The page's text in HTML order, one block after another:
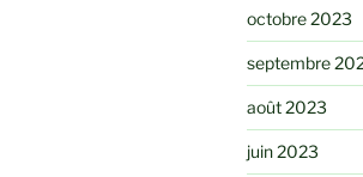
octobre 2023
septembre
août 2023
juin 2023